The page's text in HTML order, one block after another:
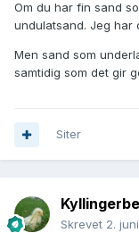
Om du har fin sand
undulatsand. Jeg har
Men sand som
samtidig som det gir
Siter
Skrevet 2.